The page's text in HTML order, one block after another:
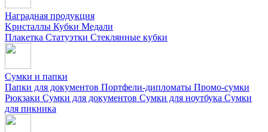
Наградная продукция
Kристаллы Кубки Медали
Плакетка Статуэтки Стеклянные кубки
Сумки и папки
Папки для документов Портфели-дипломаты Промо-сумки
Рюкзаки Сумки для документов Сумки для ноутбука Сумки
для пикника